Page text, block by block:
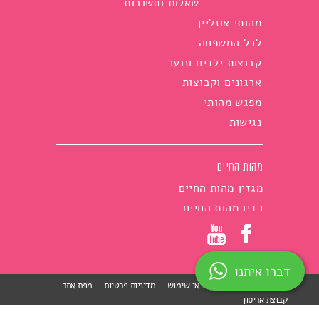
מהותי אונליין
לכל המשפחה
קבוצות ילדים ונוער
ארגונים וקבוצות
מפגש מהותי
נגישות
מהות החיים
מגזין מהות החיים
רדיו מהות החיים
תנאי שימוש מדיניות פרטיות
מפת אתר
קבוצת אריסון
דברו איתנו